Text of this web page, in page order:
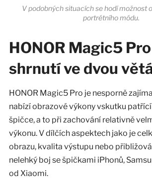
V podobných situacích se hodí možnost
portrétního módu.
HONOR Magic5
shrnutí ve dvou
HONOR Magic5 Pro je nesporně
nabízí obrazové výkony vskutku
špičce, a to při zachování relativně
výkonu. V dílčích aspektech jako je
obrazu, kvalita výstupu nebo
nelehký boj se špičkami iPhonů,
od Xiaomi.